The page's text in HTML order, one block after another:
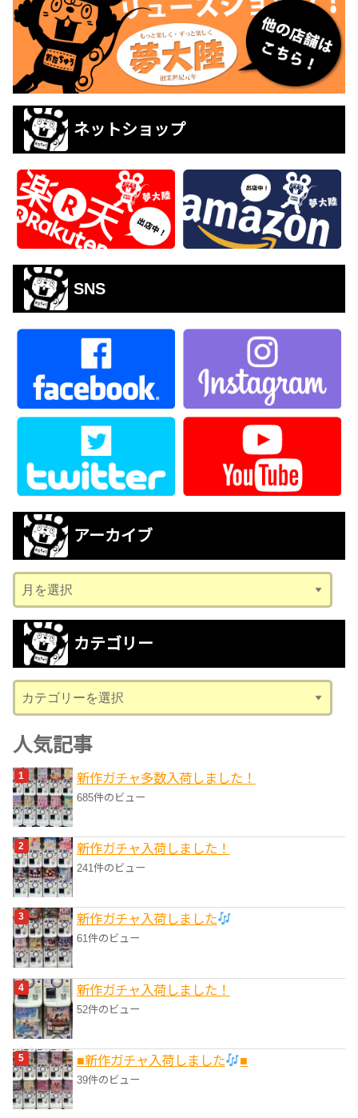
ネットショップ
SNS
アーカイブ
ー
カ
ブ
カテゴリー
テ
ゴ
リ
ー
人気記事
新作ガチャ多数入荷しました！
685件のビュー
新作ガチャ入荷しました！
241件のビュー
新作ガチャ入荷しました
61件のビュー
新作ガチャ入荷しました！
52件のビュー
■新作ガチャ入荷しました ■
39件のビュー